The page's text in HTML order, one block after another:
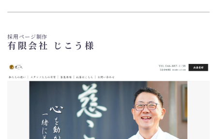
採用ページ制作
有限会社 じこう様